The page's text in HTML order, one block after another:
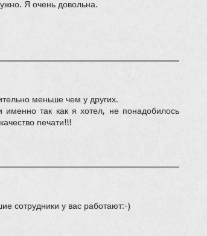
Я очень довольна.
меньше чем у других.
именно так как я хотел, не понадобилось
печати!!!
сотрудники у вас работают:-)